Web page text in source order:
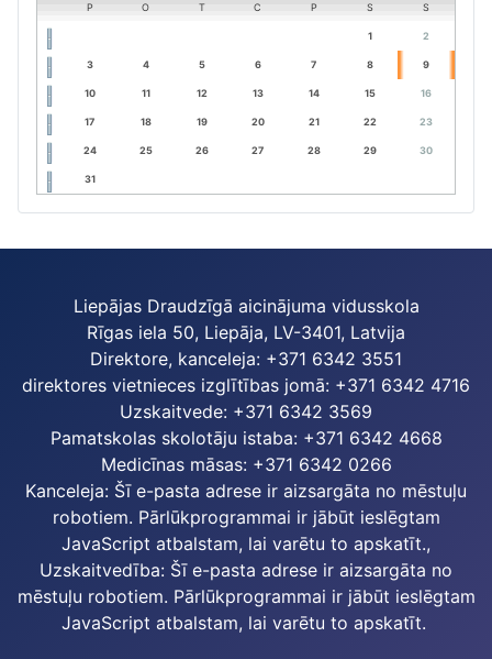
P O T C P S S
1 2
3 4 5 6 7 8 9
10 11 12 13 14 15 16
17 18 19 20 21 22 23
24 25 26 27 28 29 30
31
Liepājas Draudzīgā aicinājuma vidusskola
Rīgas iela 50, Liepāja, LV-3401, Latvija
Direktore, kanceleja: +371 6342 3551
direktores vietnieces izglītības jomā: +371 6342 4716
Uzskaitvede: +371 6342 3569
Pamatskolas skolotāju istaba: +371 6342 4668
Medicīnas māsas: +371 6342 0266
Kanceleja: Šī e-pasta adrese ir aizsargāta no mēstuļu
robotiem. Pārlūkprogrammai ir jābūt ieslēgtam
JavaScript atbalstam, lai varētu to apskatīt.,
Uzskaitvedība: Šī e-pasta adrese ir aizsargāta no
mēstuļu robotiem. Pārlūkprogrammai ir jābūt ieslēgtam
JavaScript atbalstam, lai varētu to apskatīt.